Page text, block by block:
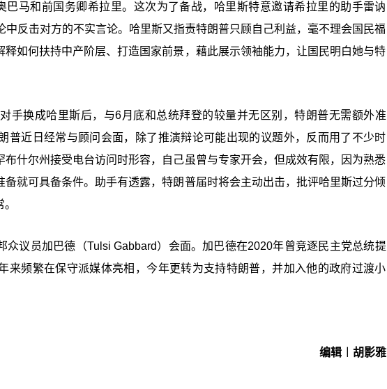
巴马和前国务卿希拉里。这次为了备战，哈里斯特意邀请希拉里的助手雷讷
中反击对方的不实言论。哈里斯又指责特朗普只顾自己利益，毫不理会国民福
如何扶持中产阶层、打造国家前景，藉此展示领袖能力，让国民明白她与特
手换成哈里斯后，与6月底和总统拜登的较量并无区别，特朗普无需额外准
普近日经常与顾问会面，除了推演辩论可能出现的议题外，反而用了不少时
什尔州接受电台访问时形容，自己虽曾与专家开会，但成效有限，因为熟悉
就可具备条件。助手有透露，特朗普届时将会主动出击，批评哈里斯过分倾
众议员加巴德（Tulsi Gabbard）会面。加巴德在2020年曾竞逐民主党总统提
来频繁在保守派媒体亮相，今年更转为支持特朗普，并加入他的政府过渡小
编辑︱胡影雅